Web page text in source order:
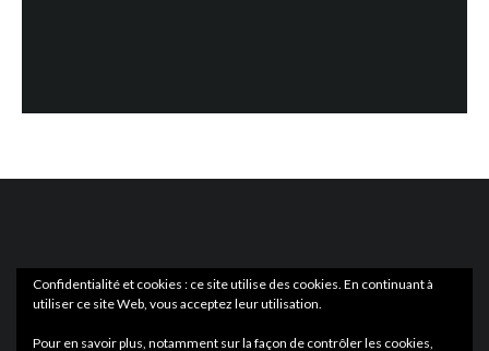
Confidentialité et cookies : ce site utilise des cookies. En continuant à
utiliser ce site Web, vous acceptez leur utilisation.
Pour en savoir plus, notamment sur la façon de contrôler les cookies,